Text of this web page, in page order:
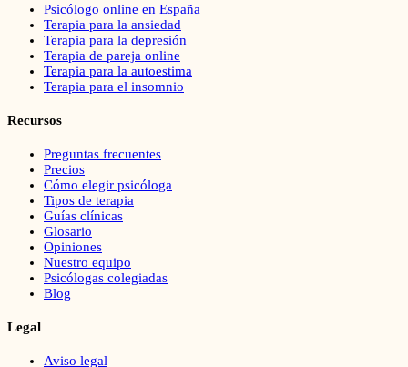
Psicólogo online en España
Terapia para la ansiedad
Terapia para la depresión
Terapia de pareja online
Terapia para la autoestima
Terapia para el insomnio
Recursos
Preguntas frecuentes
Precios
Cómo elegir psicóloga
Tipos de terapia
Guías clínicas
Glosario
Opiniones
Nuestro equipo
Psicólogas colegiadas
Blog
Legal
Aviso legal